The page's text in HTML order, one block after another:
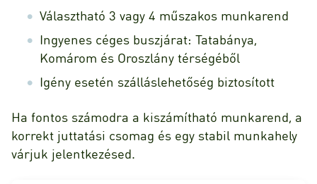
Választható 3 vagy 4 műszakos munkarend
Ingyenes céges buszjárat: Tatabánya,
Komárom és Oroszlány térségéből
Igény esetén szálláslehetőség biztosított
Ha fontos számodra a kiszámítható munkarend, a
korrekt juttatási csomag és egy stabil munkahely
várjuk jelentkezésed.